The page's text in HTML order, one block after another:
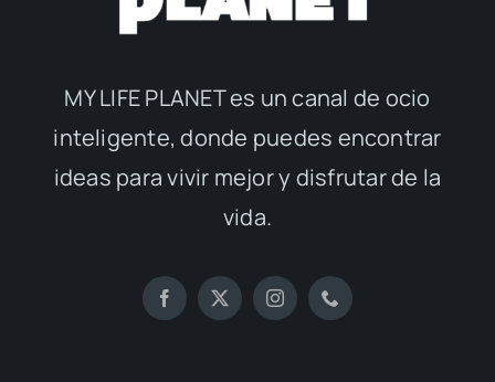
MY LIFE PLANET es un canal de ocio
inteligente, donde puedes encontrar
ideas para vivir mejor y disfrutar de la
vida.